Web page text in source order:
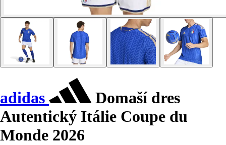
adidas
Domaší dres
Autentický Itálie Coupe du
Monde 2026